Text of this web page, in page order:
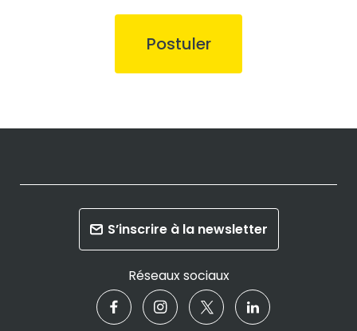
S’inscrire à la newsletter
Réseaux sociaux